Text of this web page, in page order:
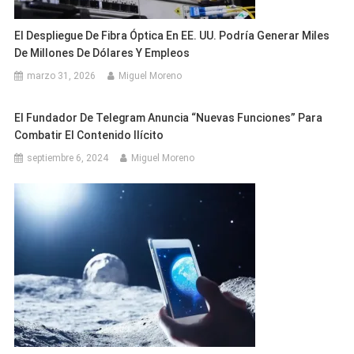
El Despliegue De Fibra Óptica En EE. UU. Podría Generar Miles
De Millones De Dólares Y Empleos
marzo 31, 2026 Miguel Moreno
El Fundador De Telegram Anuncia “nuevas Funciones” Para
Combatir El Contenido Ilícito
septiembre 6, 2024 Miguel Moreno